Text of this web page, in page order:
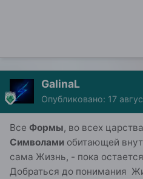
GalinaL
Опубликовано: 17
Все Формы, во всех
Символами обитающей
сама Жизнь, - пока
Добраться до понимания